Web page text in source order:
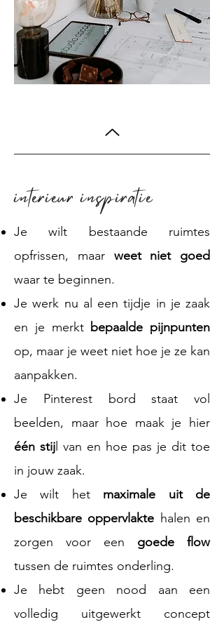
interieur inspiratie
Je wilt bestaande ruimtes
opfrissen, maar weet niet goed
waar te beginnen.
Je werk nu al een tijdje in je zaak
en je merkt bepaalde pijnpunten
op, maar je weet niet hoe je ze kan
aanpakken.
Je Pinterest bord staat vol
beelden, maar hoe maak je hier
één stij van en hoe pas je dit toe
in jouw zaak.
Je wilt het maximale uit de
beschikbare oppervlakte halen en
zorgen voor een goede flow
tussen de ruimtes onderling.
Je hebt geen nood aan een
volledig uitgewerkt concept